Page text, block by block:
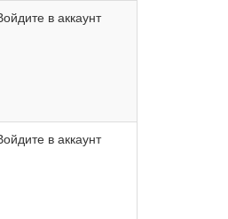
в аккаунт
в аккаунт